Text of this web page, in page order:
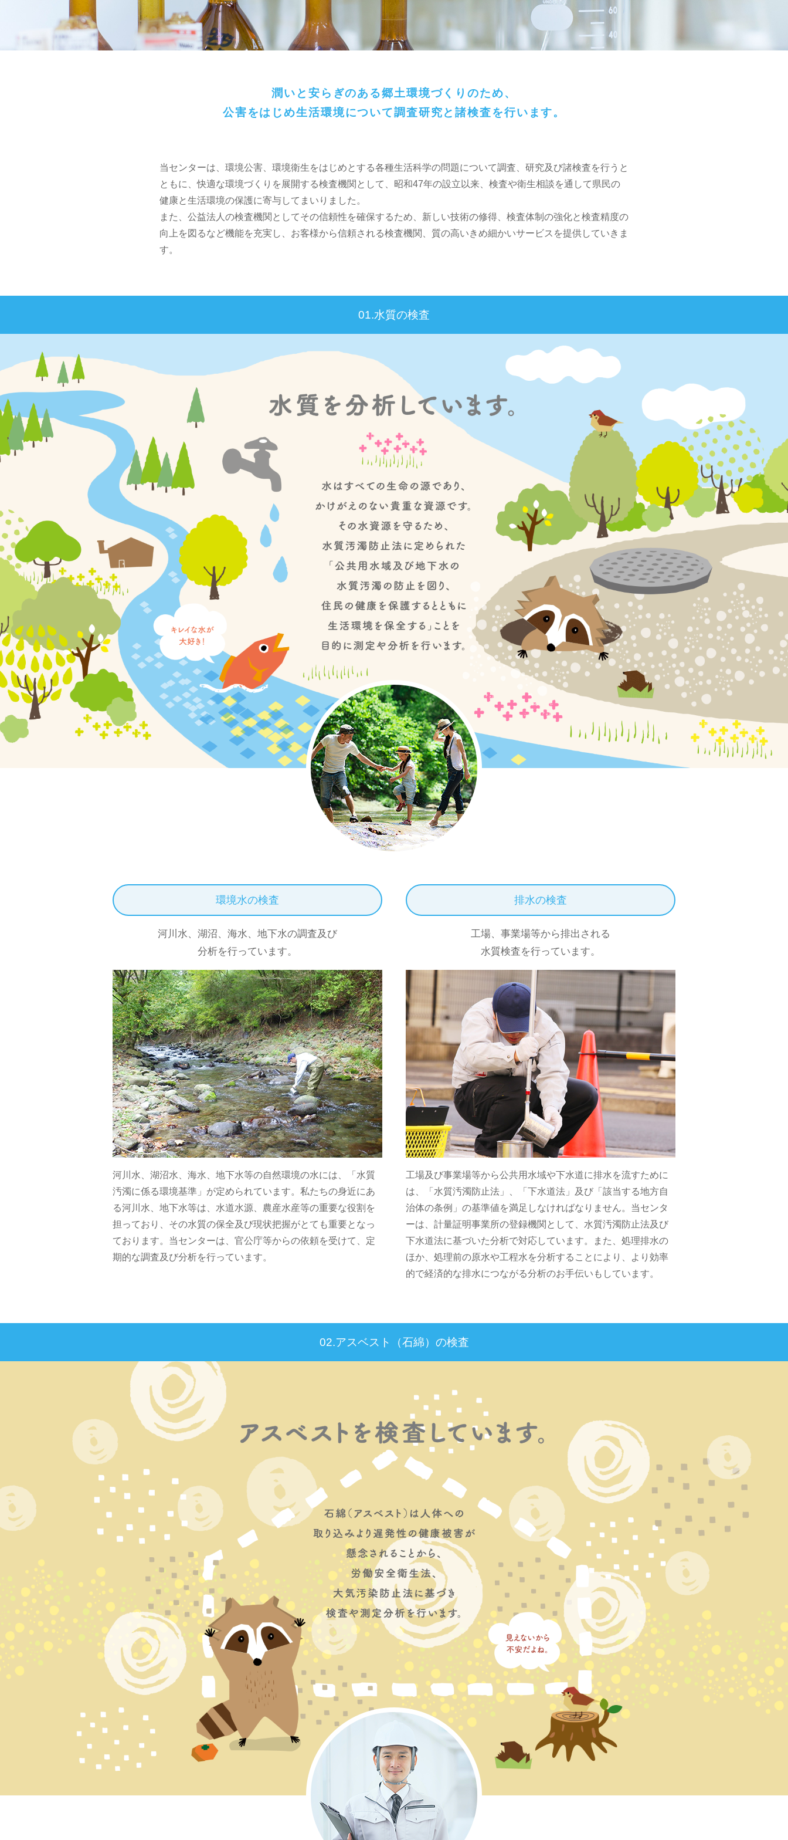
潤いと安らぎのある郷土環境づくりのため、
公害をはじめ生活環境について調査研究と諸検査を行います。
当センターは、環境公害、環境衛生をはじめとする各種生活科学の問題について調査、研究及び諸検査を行うと
ともに、快適な環境づくりを展開する検査機関として、昭和47年の設立以来、検査や衛生相談を通して県民の
健康と生活環境の保護に寄与してまいりました。
また、公益法人の検査機関としてその信頼性を確保するため、新しい技術の修得、検査体制の強化と検査精度の
向上を図るなど機能を充実し、お客様から信頼される検査機関、質の高いきめ細かいサービスを提供していきま
す。
01.水質の検査
環境水の検査
河川水、湖沼、海水、地下水の調査及び
分析を行っています。
河川水、湖沼水、海水、地下水等の自然環境の水には、「水質
汚濁に係る環境基準」が定められています。私たちの身近にあ
る河川水、地下水等は、水道水源、農産水産等の重要な役割を
担っており、その水質の保全及び現状把握がとても重要となっ
ております。当センターは、官公庁等からの依頼を受けて、定
期的な調査及び分析を行っています。
排水の検査
工場、事業場等から排出される
水質検査を行っています。
工場及び事業場等から公共用水域や下水道に排水を流すために
は、「水質汚濁防止法」、「下水道法」及び「該当する地方自
治体の条例」の基準値を満足しなければなりません。当センタ
ーは、計量証明事業所の登録機関として、水質汚濁防止法及び
下水道法に基づいた分析で対応しています。また、処理排水の
ほか、処理前の原水や工程水を分析することにより、より効率
的で経済的な排水につながる分析のお手伝いもしています。
02.アスベスト（石綿）の検査